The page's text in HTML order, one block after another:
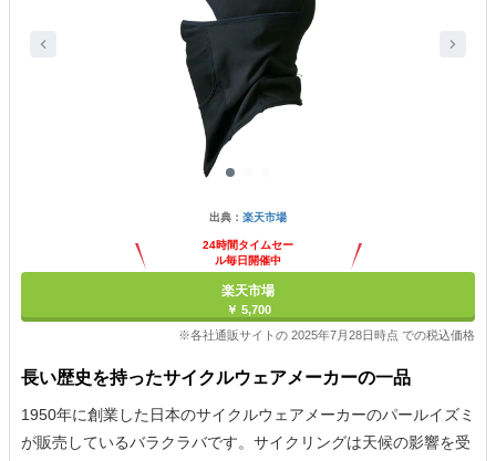
出典： 楽天市場
24時間タイムセー
ル毎日開催中
楽天市場
￥ 5,700
※各社通販サイトの 2025年7月28日時点 での税込価格
長い歴史を持ったサイクルウェアメーカーの一品
1950年に創業した日本のサイクルウェアメーカーのパールイズミ
が販売しているバラクラバです。サイクリングは天候の影響を受